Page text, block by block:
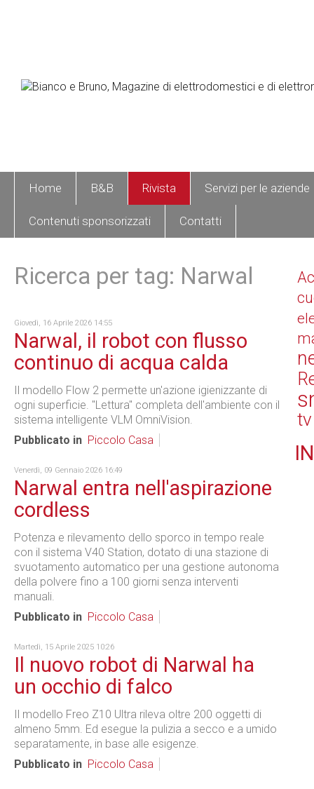
Home B&B Rivista Servizi per le aziende
Contenuti sponsorizzati Contatti
Ricerca per tag: Narwal
Giovedì, 16 Aprile 2026 14:55
Narwal, il robot con flusso
continuo di acqua calda
Il modello Flow 2 permette un'azione igienizzante di
ogni superficie. "Lettura" completa dell'ambiente con il
sistema intelligente VLM OmniVision.
Pubblicato in Piccolo Casa
Venerdì, 09 Gennaio 2026 16:49
Narwal entra nell'aspirazione
cordless
Potenza e rilevamento dello sporco in tempo reale
con il sistema V40 Station, dotato di una stazione di
svuotamento automatico per una gestione autonoma
della polvere fino a 100 giorni senza interventi
manuali.
Pubblicato in Piccolo Casa
Martedì, 15 Aprile 2025 10:26
Il nuovo robot di Narwal ha
un occhio di falco
Il modello Freo Z10 Ultra rileva oltre 200 oggetti di
almeno 5mm. Ed esegue la pulizia a secco e a umido
separatamente, in base alle esigenze.
Pubblicato in Piccolo Casa
tv
IN